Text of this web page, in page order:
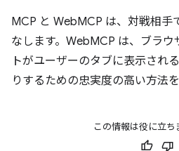
MCP と WebMCP は、対戦相手
なします。WebMCP は、ブラウ
トがユーザーのタブに表示され
りするための忠実度の高い方法を
この情報は役に立ち